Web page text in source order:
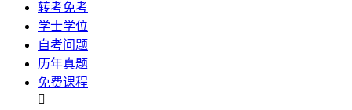
转考免考
学士学位
自考问题
历年真题
免费课程
